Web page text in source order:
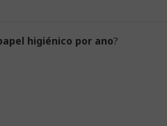
higiénico por ano?